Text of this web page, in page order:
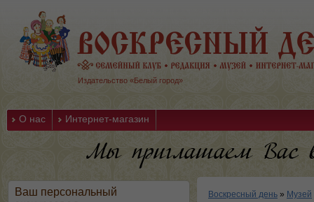
Издательство «Белый город»
О нас Интернет-магазин
Ваш персональный
Воскресный день » Музей